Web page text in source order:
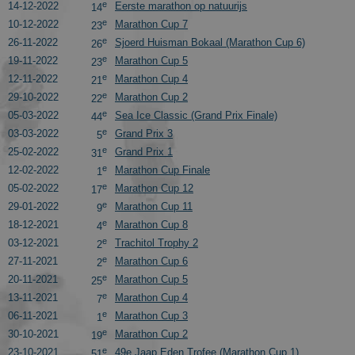
14-12-2022
14e
Eerste marathon op natuurijs
10-12-2022
23e
Marathon Cup 7
26-11-2022
26e
Sjoerd Huisman Bokaal (Marathon Cup 6)
19-11-2022
23e
Marathon Cup 5
12-11-2022
21e
Marathon Cup 4
29-10-2022
22e
Marathon Cup 2
05-03-2022
44e
Sea Ice Classic (Grand Prix Finale)
03-03-2022
5e
Grand Prix 3
25-02-2022
31e
Grand Prix 1
12-02-2022
1e
Marathon Cup Finale
05-02-2022
17e
Marathon Cup 12
29-01-2022
9e
Marathon Cup 11
18-12-2021
4e
Marathon Cup 8
03-12-2021
2e
Trachitol Trophy 2
27-11-2021
2e
Marathon Cup 6
20-11-2021
25e
Marathon Cup 5
13-11-2021
7e
Marathon Cup 4
06-11-2021
1e
Marathon Cup 3
30-10-2021
19e
Marathon Cup 2
23-10-2021
e 49e Jaap Eden Trofee (Marathon Cup 1)
Google LLC
.schaatspeloton.nl